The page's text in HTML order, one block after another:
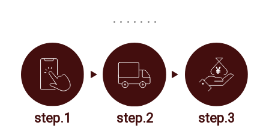
step.1 step.2 step.3